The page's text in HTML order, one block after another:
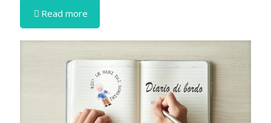
Read more